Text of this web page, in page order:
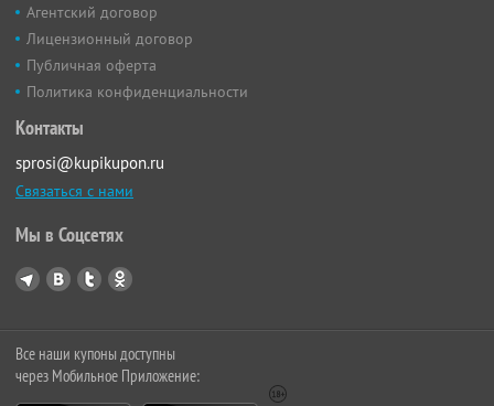
Агентский договор
Лицензионный договор
Публичная оферта
Политика конфиденциальности
Контакты
sprosi@kupikupon.ru
Связаться с нами
Мы в Соцсетях
Все наши купоны доступны
через Мобильное Приложение: